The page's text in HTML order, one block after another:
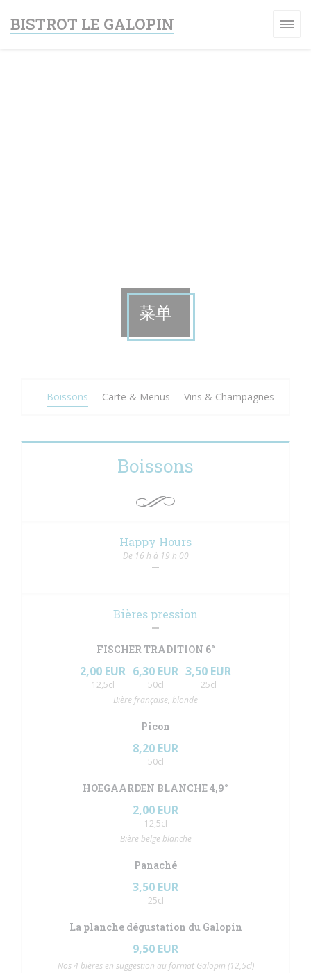
BISTROT LE GALOPIN
菜单
Boissons Carte & Menus Vins & Champagnes
Boissons
Happy Hours
De 16 h à 19 h 00
Bières pression
FISCHER TRADITION 6°
2,00 EUR
12,5cl
6,30 EUR
50cl
3,50 EUR
25cl
Bière française, blonde
Picon
8,20 EUR
50cl
HOEGAARDEN BLANCHE 4,9°
2,00 EUR
12,5cl
Bière belge blanche
Panaché
3,50 EUR
25cl
La planche dégustation du Galopin
9,50 EUR
Nos 4 bières en suggestion au format Galopin (12,5cl)